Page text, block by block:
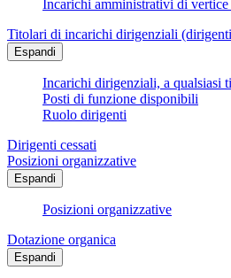
Incarichi amministrativi di
Titolari di incarichi dirigenziali
Espandi
Incarichi dirigenziali, a qualsiasi
Posti di funzione disponibili
Ruolo dirigenti
Dirigenti cessati
Posizioni organizzative
Espandi
Posizioni organizzative
Dotazione organica
Espandi